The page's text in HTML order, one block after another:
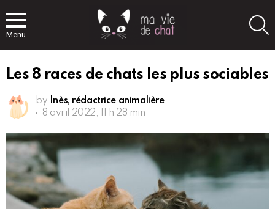
Menu
Les 8 races de chats les plus sociables
by Inès, rédactrice animalière
8 avril 2022, 11 h 28 min